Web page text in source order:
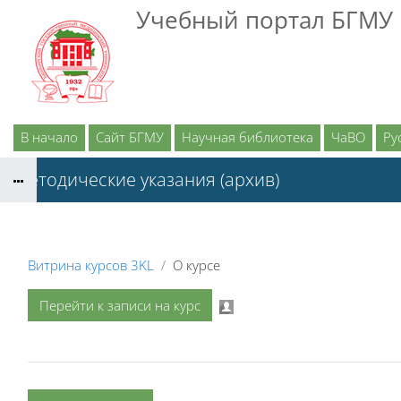
Перейти к основному содержаниюУчебный портал БГМУ
В начало Сайт БГМУ Научная библиотека ЧаВО
Методические указания (архив)
Витрина курсов 3KL О курсе
Перейти к записи на курс